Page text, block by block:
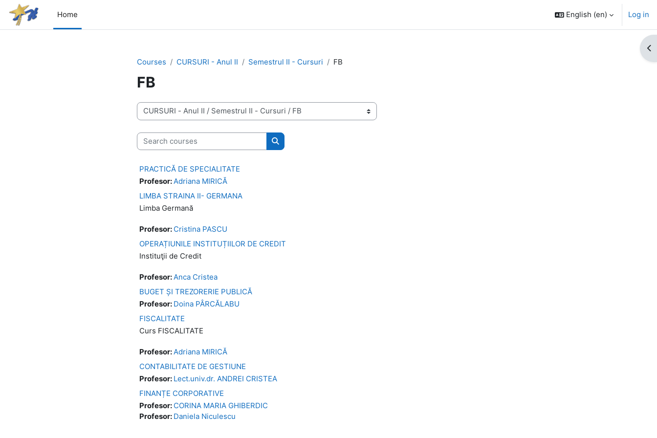
Skip to main content
Home
English ‎(en)‎ Log in
Courses
CURSURI - Anul II Semestrul II - Cursuri FB
FB
Course categories
Search courses
Search courses
PRACTICĂ DE SPECIALITATE
Profesor:Adriana MIRICĂ
LIMBA STRAINA II- GERMANA
Limba Germană
Profesor: Cristina PASCU
OPERAȚIUNILE INSTITUȚIILOR DE CREDIT
Instituţii de Credit
Profesor:Anca Cristea
BUGET ȘI TREZORERIE PUBLICĂ
Profesor: Doina PÂRCĂLABU
FISCALITATE
Curs FISCALITATE
Profesor:Adriana MIRICĂ
CONTABILITATE DE GESTIUNE
Profesor: Lect.univ.dr. ANDREI CRISTEA
FINANȚE CORPORATIVE
Profesor: CORINA MARIA GHIBERDIC
Profesor: Daniela Niculescu